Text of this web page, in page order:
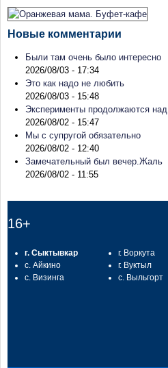
Новые комментарии
Были там очень было интересно
2026/08/03 - 17:34
Это как надо не любить
2026/08/03 - 15:48
Эксперименты продолжаются над
2026/08/02 - 15:47
Мы с супругой обязательно
2026/08/02 - 12:40
Замечательный был вечер.Жаль
2026/08/02 - 11:55
16+
г. Сыктывкар
с. Айкино
с. Визинга
г. Воркута
г. Вуктыл
с. Выльгорт